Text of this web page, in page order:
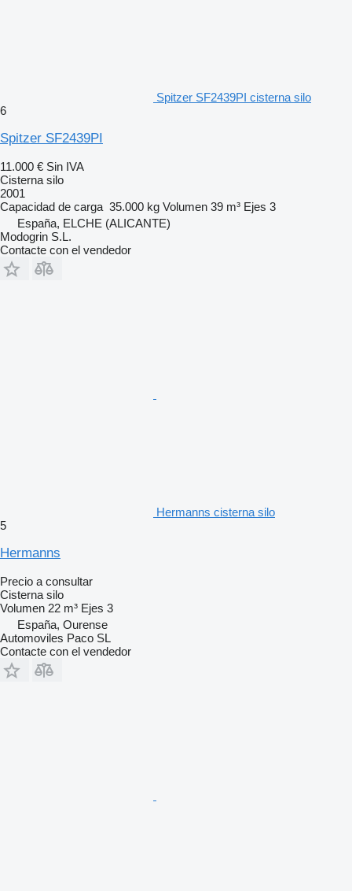
Spitzer SF2439PI cisterna silo
6
Spitzer SF2439PI
11.000 € Sin IVA
Cisterna silo
2001
Capacidad de carga 35.000 kg Volumen 39 m³ Ejes 3
España, ELCHE (ALICANTE)
Modogrin S.L.
Contacte con el vendedor
Hermanns cisterna silo
5
Hermanns
Precio a consultar
Cisterna silo
Volumen 22 m³ Ejes 3
España, Ourense
Automoviles Paco SL
Contacte con el vendedor